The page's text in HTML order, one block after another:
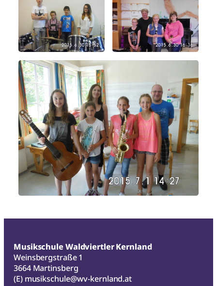
Musikschule Waldviertler Kernland
Weinsbergstraße 1
3664 Martinsberg
(E) musikschule@wv-kernland.at